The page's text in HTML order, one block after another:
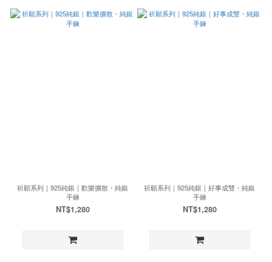
祈願系列｜925純銀｜歡樂擴散・純銀
手鍊
NT$1,280
祈願系列｜925純銀｜好事成雙・純銀
手鍊
NT$1,280